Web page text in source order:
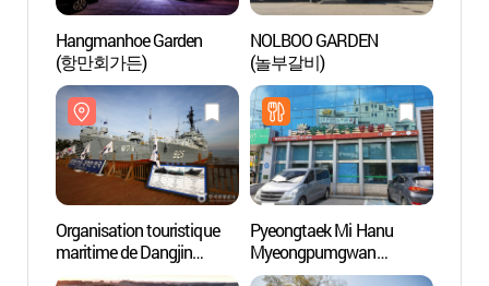
Hangmanhoe Garden
(항만회가든)
NOLBOO GARDEN
(놀부갈비)
Organisation touristique
maritime de Dangjin
(당진항만관광공사)
Pyeongtaek Mi Hanu
Myeongpumgwan
(평택미한우명품관)